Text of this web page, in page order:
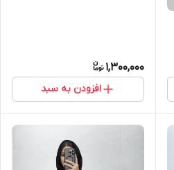
1,300,000
افزودن به سبد